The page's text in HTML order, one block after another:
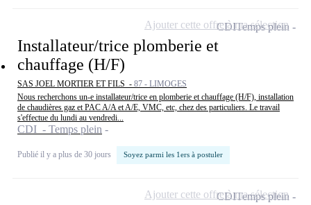
Installateur/trice plomberie et
chauffage (H/F)
SAS JOEL MORTIER ET FILS - 87 - LIMOGES
Nous recherchons un-e installateur/trice en plomberie et chauffage (H/F), installation
de chaudières gaz et PAC A/A et A/E, VMC, etc, chez des particuliers. Le travail
s'effectue du lundi au vendredi...
CDI - Temps plein
Publié il y a plus de 30 jours Soyez parmi les 1ers à postuler
CDITemps plein
Ajouter cette offre à ma sélection
CDITemps plein
Ajouter cette offre à ma sélection